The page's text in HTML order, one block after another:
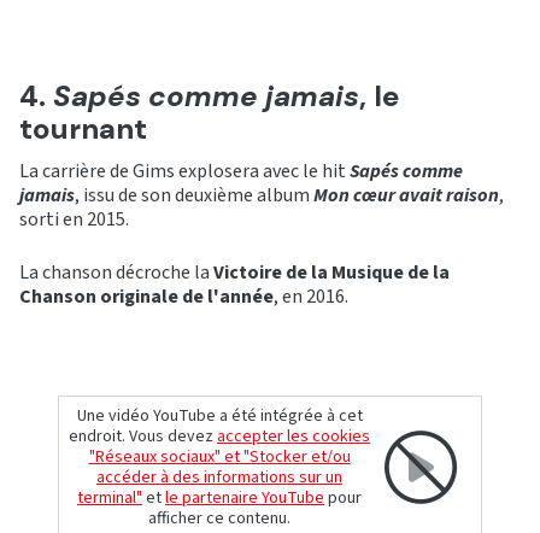
4. Sapés comme jamais, le
tournant
La carrière de Gims explosera avec le hitSapés comme
jamais, issu de son deuxième albumMon cœur avait raison,
sorti en 2015.
La chanson décroche laVictoire de la Musique de la
Chanson originale de l'année, en 2016.
Une vidéo YouTube a été intégrée à cet
endroit. Vous devezaccepter les cookies
"Réseaux sociaux" et "Stocker et/ou
accéder à des informations sur un
terminal"etle partenaire YouTubepour
afficher ce contenu.